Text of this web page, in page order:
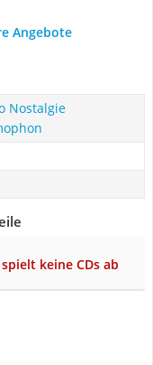
Angebote
Nostalgie
spielt keine CDs ab